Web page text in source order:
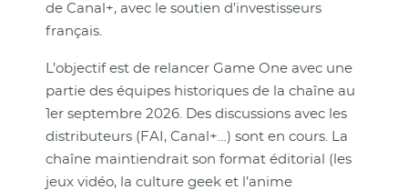
de Canal+, avec le soutien d’investisseurs
français.
L’objectif est de relancer Game One avec une
partie des équipes historiques de la chaîne au
1er septembre 2026. Des discussions avec les
distributeurs (FAI, Canal+…) sont en cours. La
chaîne maintiendrait son format éditorial (les
jeux vidéo, la culture geek et l’anime